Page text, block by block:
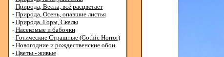
- Природа, Весна, всё расцветает
- Природа, Осень, опавшие листья
- Природа, Горы, Скалы
- Насекомые и бабочки
- Готические Страшные (Gothic Horror)
- Новогодние и рождественские обои
- Цветы - живые